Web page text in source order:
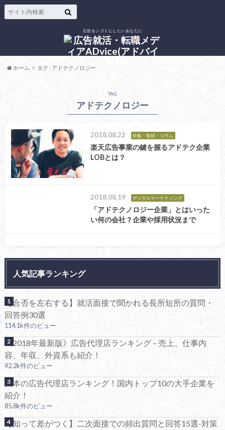
広告をシゴトにしたいあなたに
ホーム タグ : アドテクノロジー
TAG
アドテクノロジー
2018.08.22 特集・取材・コラム
楽天広告事業の鍵を握るアドテク企業
LOBとは？
2018.08.19 デジタルマーケティング
「アドテクノロジー企業」とはいった
い何の会社？企業や採用状況まで
人気記事ランキング
【合否を左右する】就活面接で聞かれる長所短所の質問・
回答例30選
114.1k件のビュー
《2018年最新版》広告代理店ランキング – 売上、仕事内
容、年収、外資系も紹介！
92.2k件のビュー
日本の広告代理店ランキング！国内トップ10の大手企業を
紹介！
85.8k件のビュー
【知って差がつく】二次面接での頻出質問と回答15選-対策